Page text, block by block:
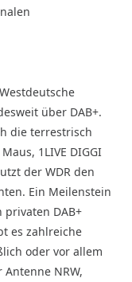
über DAB+.
die terrestrisch
1LIVE DIGGI
der WDR den
Ein Meilenstein
DAB+
es zahlreiche
oder vor allem
NRW,